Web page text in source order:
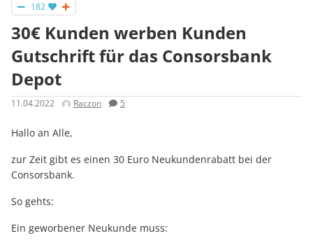
182
30€ Kunden werben Kunden
Gutschrift für das Consorsbank
Depot
11.04.2022 Raczon 5
Hallo an Alle,
zur Zeit gibt es einen 30 Euro Neukundenrabatt bei der
Consorsbank.
So gehts:
Ein geworbener Neukunde muss: